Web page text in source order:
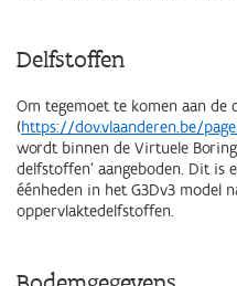
Delfstoffen
Om tegemoet te komen aan
(https://dov.vlaanderen.be/
wordt binnen de Virtuele
delfstoffen' aangeboden. Dit is
éénheden in het G3Dv3 model
oppervlaktedelfstoffen.